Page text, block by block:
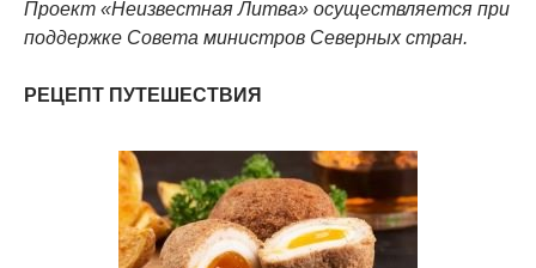
Проект «Неизвестная Литва» осуществляется при
поддержке Совета министров Северных стран.
РЕЦЕПТ ПУТЕШЕСТВИЯ